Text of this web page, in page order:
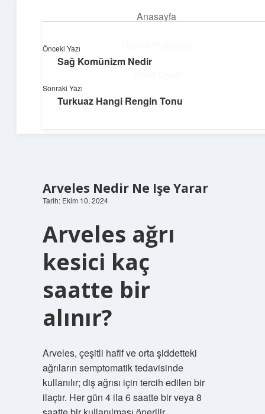
Anasayfa
Hakkımızda
Dijital dünyada keyifli bir macera!
Arveles Nedir Ne Işe Yarar
Tarih: Ekim 10, 2024
Arveles ağrı
kesici kaç
saatte bir
alınır?
Arveles, çeşitli hafif ve orta şiddetteki
ağrıların semptomatik tedavisinde
kullanılır; diş ağrısı için tercih edilen bir
ilaçtır. Her gün 4 ila 6 saatte bir veya 8
Önceki Yazı
Sağ Komünizm Nedir
Sonraki Yazı
Turkuaz Hangi Rengin Tonu